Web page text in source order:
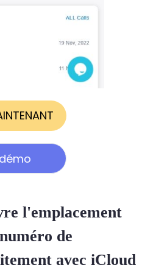
l'emplacement
de
avec iCloud